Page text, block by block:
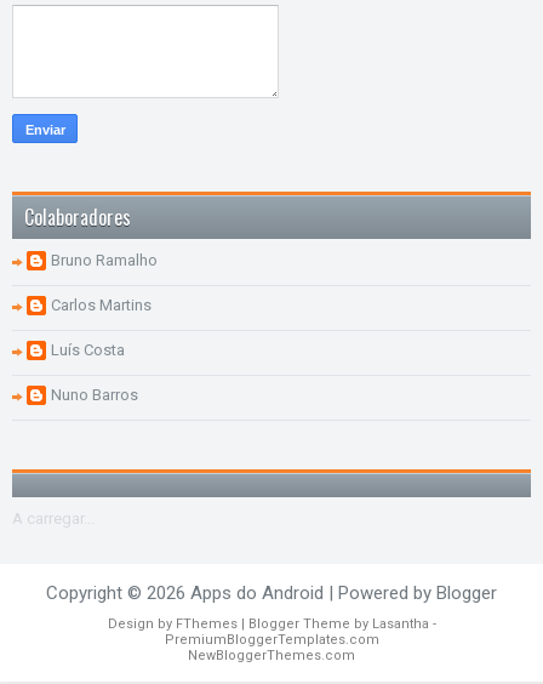
Colaboradores
Bruno Ramalho
Carlos Martins
Luís Costa
Nuno Barros
A carregar...
Copyright © 2026 Apps do Android | Powered by Blogger
Design by FThemes| Blogger Theme by Lasantha -
PremiumBloggerTemplates.com
NewBloggerThemes.com